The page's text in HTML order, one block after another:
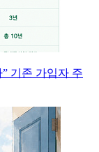
” 기존 가입자 주